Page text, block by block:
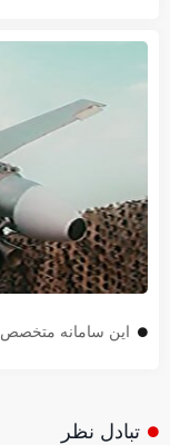
این سامانه متخصص
تبادل نظر